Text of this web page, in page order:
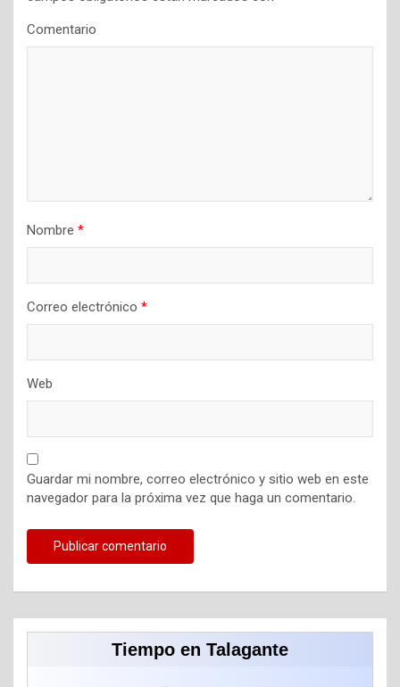
Comentario
Nombre *
Correo electrónico *
Web
Guardar mi nombre, correo electrónico y sitio web en este
navegador para la próxima vez que haga un comentario.
Tiempo en Talagante